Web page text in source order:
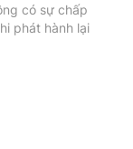
có sự chấp
phát hành lại